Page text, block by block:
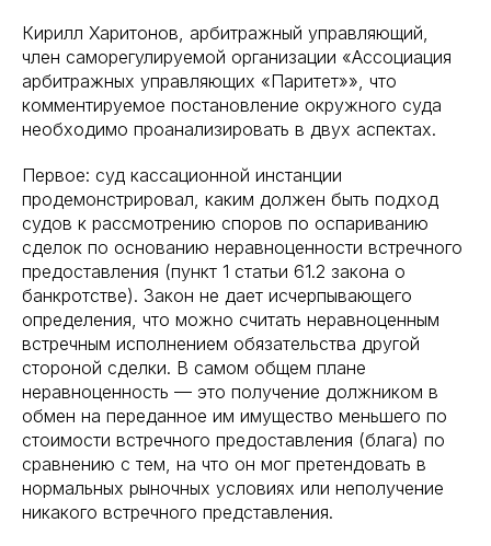
Кирилл Харитонов, арбитражный управляющий,
член саморегулируемой организации «Ассоциация
арбитражных управляющих «Паритет»», что
комментируемое постановление окружного суда
необходимо проанализировать в двух аспектах.
Первое: суд кассационной инстанции
продемонстрировал, каким должен быть подход
судов к рассмотрению споров по оспариванию
сделок по основанию неравноценности встречного
предоставления (пункт 1 статьи 61.2 закона о
банкротстве). Закон не дает исчерпывающего
определения, что можно считать неравноценным
встречным исполнением обязательства другой
стороной сделки. В самом общем плане
неравноценность — это получение должником в
обмен на переданное им имущество меньшего по
стоимости встречного предоставления (блага) по
сравнению с тем, на что он мог претендовать в
нормальных рыночных условиях или неполучение
никакого встречного представления.